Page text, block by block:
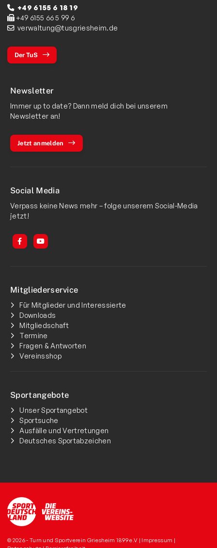
+49 6155 6 18 19
+49 6155 66 5 99 6
verwaltung@tusgriesheim.de
Der TuS
Newsletter
Immer up to date? Dann meld dich bei unserem
Newsletter an!
Jetzt anmelden
Social Media
Verpass keine News mehr – folge unserem Social-Media
jetzt!
Mitgliederservice
Für Mitglieder und Interessierte
Downloads
Mitgliedschaft
Termine
Fragen & Antworten
Vereinsshop
Sportangebote
Unser Sportangebot
Sportsuche
Ausfälle und Vertretungen
Deutsches Sportabzeichen
© 2026 - Turn und Sportverein Griesheim 1899 e.V | Impressum |